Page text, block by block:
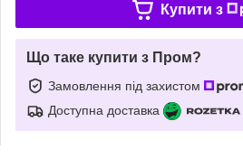
Купити з
Що таке купити з Пром?
Замовлення під захистом
Доступна доставка